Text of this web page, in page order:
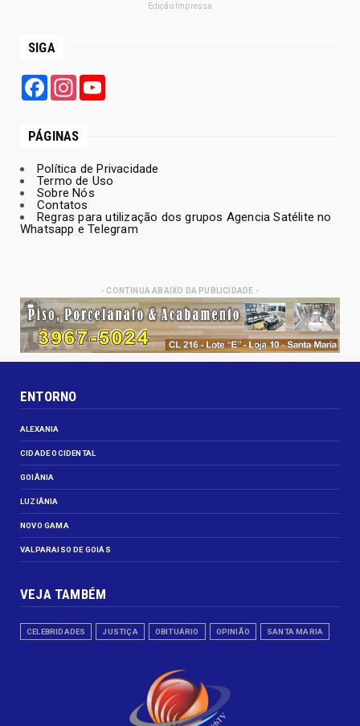
Edição Impressa
SIGA
FacebookInstagram
PÁGINAS
Política de Privacidade
Termo de Uso
Sobre Nós
Contatos
Regras para utilização dos grupos Agencia Satélite no
Whatsapp e Telegram
- CONTINUA ABAIXO DA PUBLICIDADE -
ENTORNO
ALEXANIA
CIDADE OCIDENTAL
GOIÂNIA
LUZIÂNIA
NOVO GAMA
VALPARAISO DE GOIÁS
VEJA TAMBÉM
CELEBRIDADES JUSTIÇA OBITUÁRIO OPINIÃO SANTA MARIA